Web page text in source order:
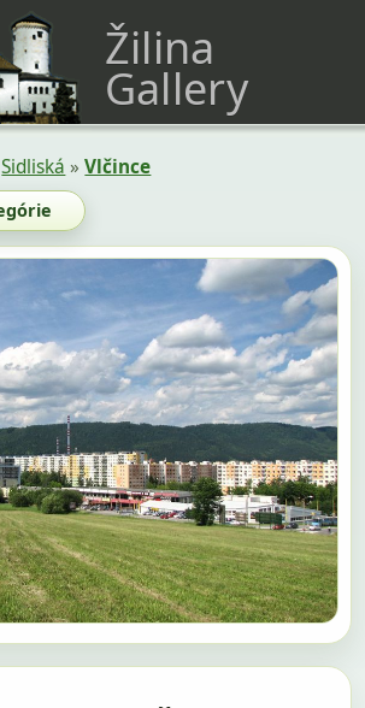
Žilina
Gallery
Sidliská »Vlčince